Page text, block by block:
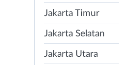
Jakarta Timur
Jakarta Selatan
Jakarta Utara